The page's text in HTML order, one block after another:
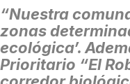
“Nuestra
zonas
ecológica’.
Prioritario “El